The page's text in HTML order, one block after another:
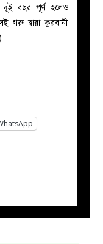
দুই বছর পূর্ণ হলেও
গরু দ্বারা কুরবানী